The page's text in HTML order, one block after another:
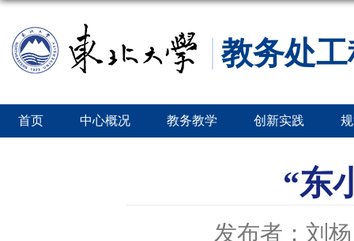
教务处
首页 中心概况 教务教学 创新实践
“东
发布者：刘杨